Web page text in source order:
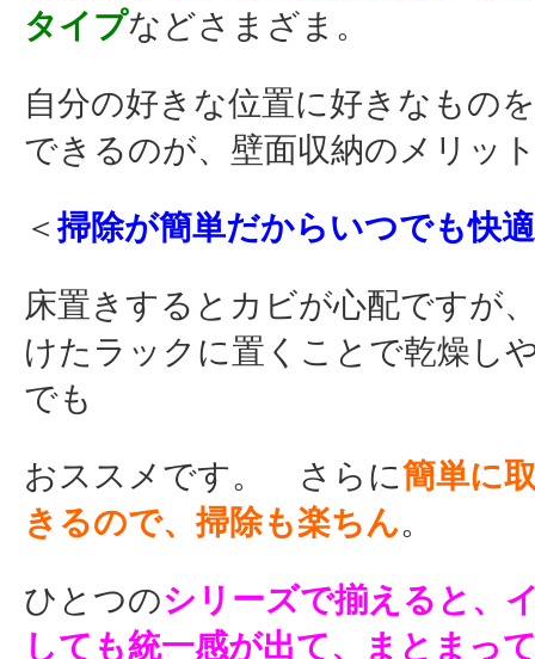
タイプなどさまざま。
自分の好きな位置に好きなもの
できるのが、壁面収納のメリッ
＜掃除が簡単だからいつでも快適
床置きするとカビが心配ですが
けたラックに置くことで乾燥し
でも
おススメです。 さらに簡単に
きるので、掃除も楽ちん。
ひとつのシリーズで揃えると、
しても統一感が出て、まとまっ